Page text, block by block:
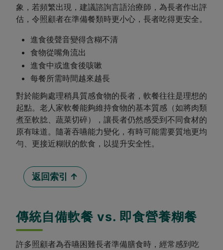
象，若頻繁出現，建議諮詢言語治療師，為長者作出評
估，令照顧者在準備餐類時更小心，長者吃得更安全。
進食後聲音變得含糊不清
食物從嘴角流出
進食中或進食後咳嗽
每餐所需時間越來越長
對於能夠處理稍具質感食物的長者，軟餐往往是理想的
起點。老人家軟餐能夠維持食物的基本質感（如將肉類
煮至軟腍、蔬菜切碎），讓長者仍然感受到不同食材的
原有味道。隨著吞嚥能力變化，有時可能需要質地更均
勻、更接近糊狀的飲食，以提升安全性。
返回索引 ↑
傳統自備軟餐 vs. 即食營養糊餐
許多照顧者為吞嚥困難長者準備膳食時，經常感到吃